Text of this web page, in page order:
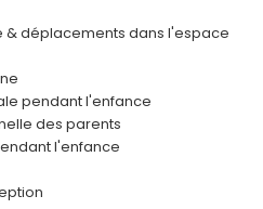
& déplacements dans l'espace
pendant l'enfance
des parents
l'enfance